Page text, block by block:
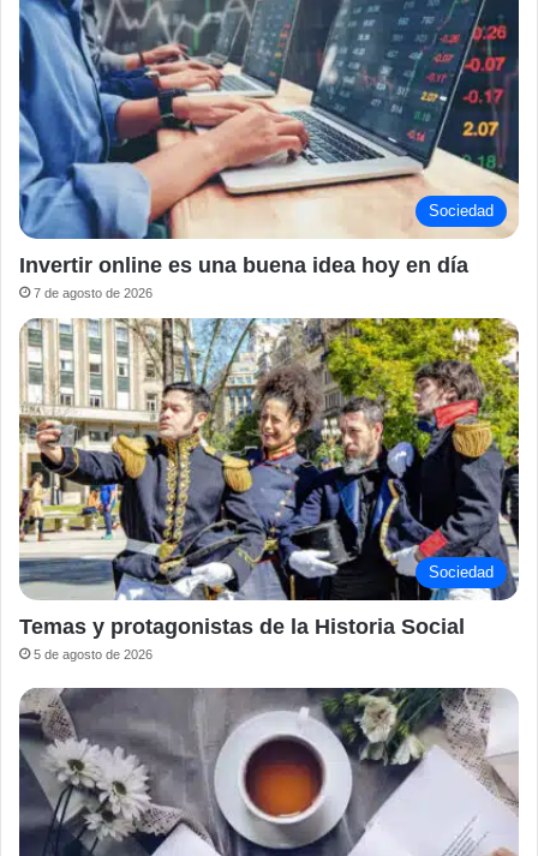
Sociedad
Invertir online es una buena idea hoy en día
7 de agosto de 2026
Sociedad
Temas y protagonistas de la Historia Social
5 de agosto de 2026